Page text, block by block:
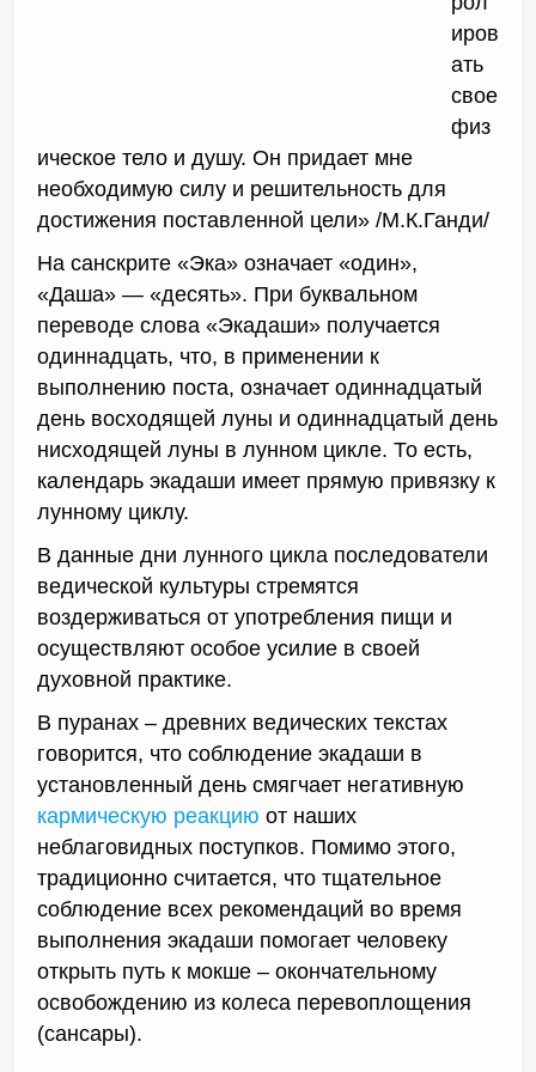
иров
ать
свое
физ
ическое тело и душу. Он придает мне
необходимую силу и решительность для
достижения поставленной цели» /М.К.Ганди/
На санскрите «Эка» означает «один»,
«Даша» — «десять». При буквальном
переводе слова «Экадаши» получается
одиннадцать, что, в применении к
выполнению поста, означает одиннадцатый
день восходящей луны и одиннадцатый день
нисходящей луны в лунном цикле. То есть,
календарь экадаши имеет прямую привязку к
лунному циклу.
В данные дни лунного цикла последователи
ведической культуры стремятся
воздерживаться от употребления пищи и
осуществляют особое усилие в своей
духовной практике.
В пуранах – древних ведических текстах
говорится, что соблюдение экадаши в
установленный день смягчает негативную
кармическую реакцию от наших
неблаговидных поступков. Помимо этого,
традиционно считается, что тщательное
соблюдение всех рекомендаций во время
выполнения экадаши помогает человеку
открыть путь к мокше – окончательному
освобождению из колеса перевоплощения
(сансары).